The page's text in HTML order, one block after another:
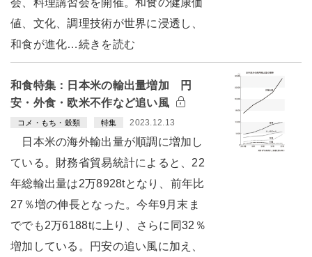
値、文化、調理技術が世界に浸透し、
和食が進化…続きを読む
和食特集：日本米の輸出量増加 円
安・外食・欧米不作など追い風
コメ・もち・穀類 特集 2023.12.13
日本米の海外輸出量が順調に増加し
ている。財務省貿易統計によると、22
年総輸出量は2万8928tとなり、前年比
27％増の伸長となった。今年9月末ま
ででも2万6188tに上り、さらに同32％
増加している。円安の追い風に加え、